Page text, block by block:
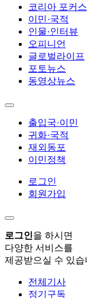
코리아 포커스
이민·국적
인물·인터뷰
오피니언
글로벌라이프
포토뉴스
동영상뉴스
출입국·이민
귀화·국적
재외동포
이민정책
로그인
회원가입
로그인을 하시면
다양한 서비스를
제공받으실 수 있습
전체기사
정기구독